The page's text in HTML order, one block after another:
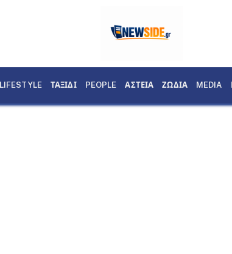
LIFESTYLE ΤΑΞΙΔΙ PEOPLE ΑΣΤΕΙΑ ΖΩΔΙΑ MEDIA